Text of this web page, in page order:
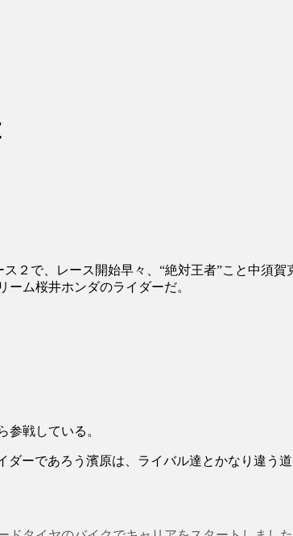
２で、レース開始早々、“絶対王者”こと中須
ム桜井ホンダのライダーだ。
参戦している。
ーであろう濱原は、ライバル達とかなり違う